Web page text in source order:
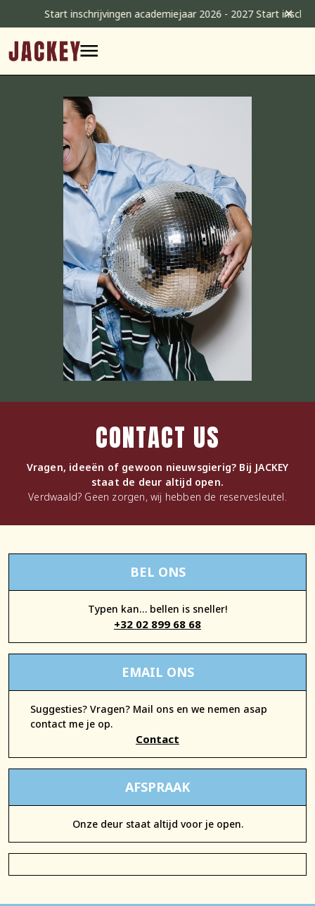
Start inschrijvingen academiejaar 2026 - 2027 Start ✕
CONTACT US
Vragen, ideeën of gewoon nieuwsgierig? Bij JACKEY
staat de deur altijd open.
Verdwaald? Geen zorgen, wij hebben de reservesleutel.
BEL ONS
Typen kan… bellen is sneller!
+32 02 899 68 68
EMAIL ONS
Suggesties? Vragen? Mail ons en we nemen asap
contact me je op.
Contact
AFSPRAAK
Onze deur staat altijd voor je open.